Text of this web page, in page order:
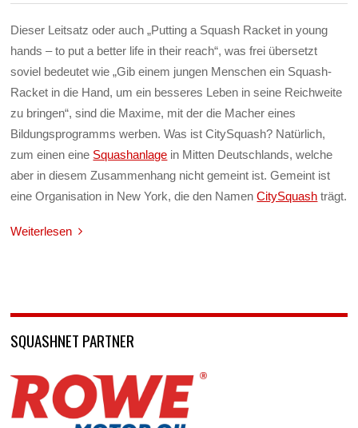
Dieser Leitsatz oder auch „Putting a Squash Racket in young
hands – to put a better life in their reach“, was frei übersetzt
soviel bedeutet wie „Gib einem jungen Menschen ein Squash-
Racket in die Hand, um ein besseres Leben in seine Reichweite
zu bringen“, sind die Maxime, mit der die Macher eines
Bildungsprogramms werben. Was ist CitySquash? Natürlich,
zum einen eine Squashanlage in Mitten Deutschlands, welche
aber in diesem Zusammenhang nicht gemeint ist. Gemeint ist
eine Organisation in New York, die den NamenCitySquash trägt.
Weiterlesen
SQUASHNET PARTNER